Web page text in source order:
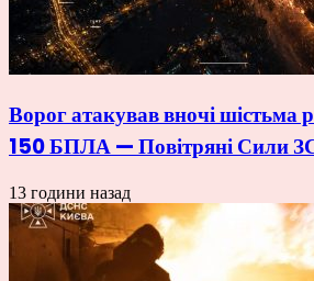
Ворог атакував вночі шістьма
150 БПЛА — Повітряні Сили
13 години назад